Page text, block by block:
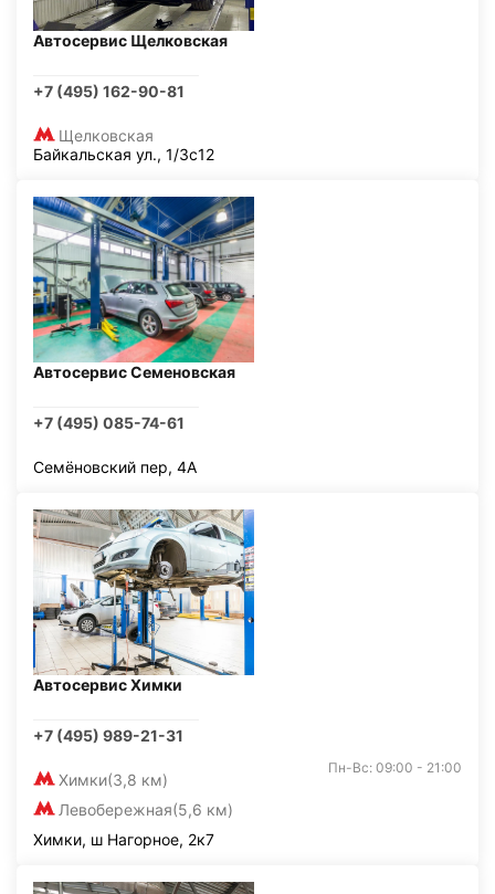
Автосервис Щелковская
+7 (495) 162-90-81
Щелковская
Байкальская ул., 1/3с12
Автосервис Семеновская
+7 (495) 085-74-61
Семёновский пер, 4А
Автосервис Химки
+7 (495) 989-21-31
Химки(3,8 км)
Левобережная(5,6 км)
Пн-Вс: 09:00 - 21:00
Химки, ш Нагорное, 2к7